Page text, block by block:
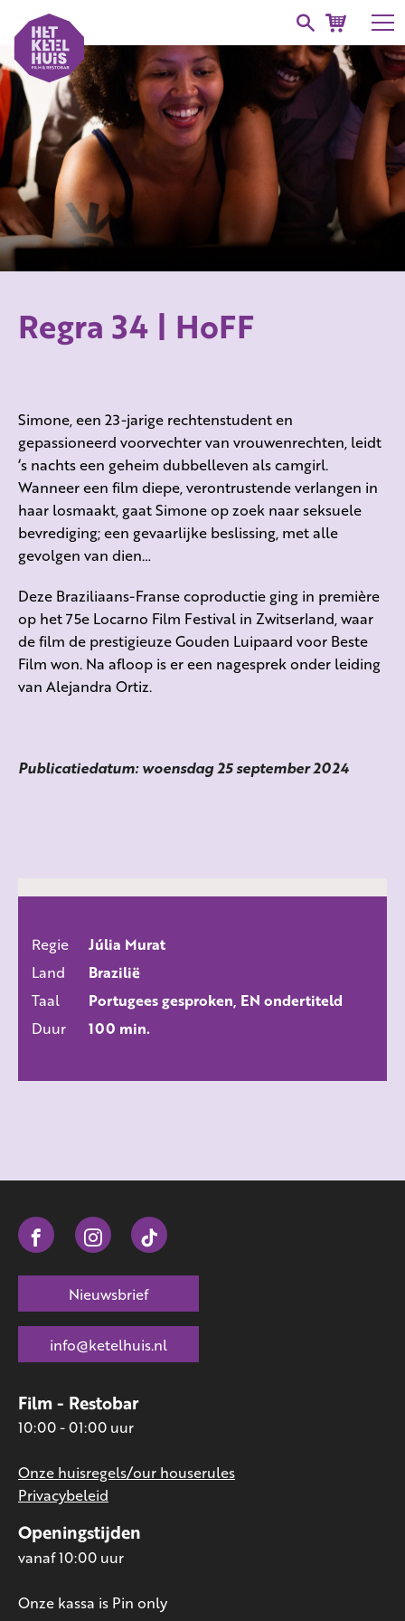
Regra 34 | HoFF
Simone, een 23-jarige rechtenstudent en
gepassioneerd voorvechter van vrouwenrechten, leidt
‘s nachts een geheim dubbelleven als camgirl.
Wanneer een film diepe, verontrustende verlangen in
haar losmaakt, gaat Simone op zoek naar seksuele
bevrediging; een gevaarlijke beslissing, met alle
gevolgen van dien…
Deze Braziliaans-Franse coproductie ging in première
op het 75e Locarno Film Festival in Zwitserland, waar
de film de prestigieuze Gouden Luipaard voor Beste
Film won. Na afloop is er een nagesprek onder leiding
van Alejandra Ortiz.
Publicatiedatum: woensdag 25 september 2024
Regie
Júlia Murat
Land
Brazilië
Taal
Portugees gesproken, EN ondertiteld
Duur
100 min.
Openingstijden
vanaf 10:00 uur
Onze kassa is Pin only
Film - Restobar
10:00 - 01:00 uur
Onze huisregels/our houserules
Privacybeleid
Nieuwsbrief
info@ketelhuis.nl